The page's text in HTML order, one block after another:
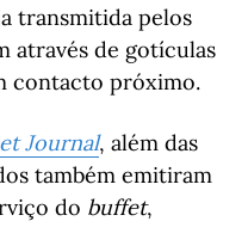
transmitida pelos
através de gotículas
contacto próximo.
Journal, além das
também emitiram
do buffet,